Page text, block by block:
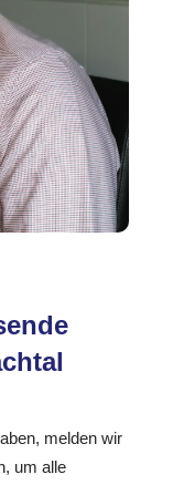
melden wir
um alle